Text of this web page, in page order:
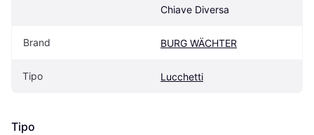
Chiave Diversa
Brand BURG WÄCHTER
Tipo Lucchetti
Tipo